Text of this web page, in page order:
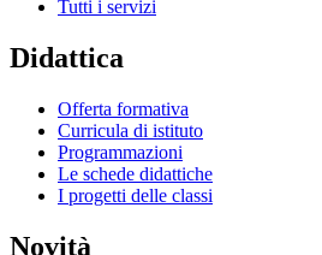
Tutti i servizi
Didattica
Offerta formativa
Curricula di istituto
Programmazioni
Le schede didattiche
I progetti delle classi
Novità